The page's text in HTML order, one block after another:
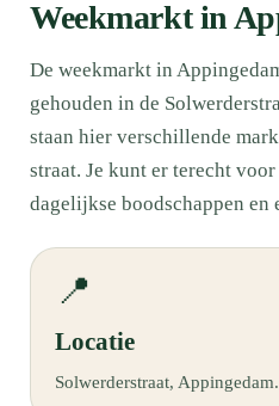
Weekmarkt in
De weekmarkt in
gehouden in de
staan hier verschillende
straat. Je kunt er terecht
dagelijkse boodschappen en
📍
Locatie
Solwerderstraat, Appingedam.